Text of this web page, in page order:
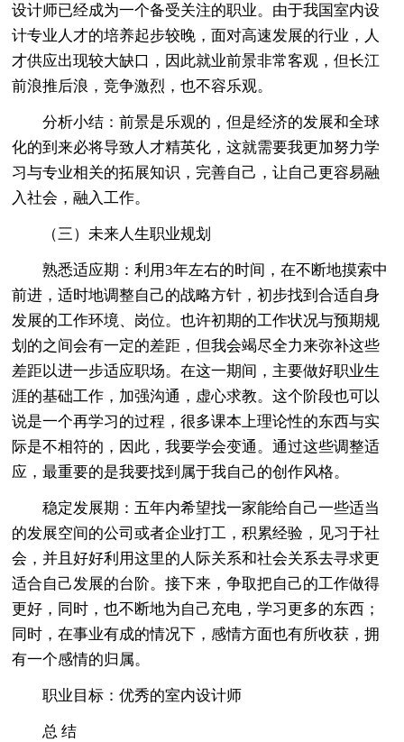
设计师已经成为一个备受关注的职业。由于我国室内设
计专业人才的培养起步较晚，面对高速发展的行业，人
才供应出现较大缺口，因此就业前景非常客观，但长江
前浪推后浪，竞争激烈，也不容乐观。
分析小结：前景是乐观的，但是经济的发展和全球
化的到来必将导致人才精英化，这就需要我更加努力学
习与专业相关的拓展知识，完善自己，让自己更容易融
入社会，融入工作。
（三）未来人生职业规划
熟悉适应期：利用3年左右的时间，在不断地摸索中
前进，适时地调整自己的战略方针，初步找到合适自身
发展的工作环境、岗位。也许初期的工作状况与预期规
划的之间会有一定的差距，但我会竭尽全力来弥补这些
差距以进一步适应职场。在这一期间，主要做好职业生
涯的基础工作，加强沟通，虚心求教。这个阶段也可以
说是一个再学习的过程，很多课本上理论性的东西与实
际是不相符的，因此，我要学会变通。通过这些调整适
应，最重要的是我要找到属于我自己的创作风格。
稳定发展期：五年内希望找一家能给自己一些适当
的发展空间的公司或者企业打工，积累经验，见习于社
会，并且好好利用这里的人际关系和社会关系去寻求更
适合自己发展的台阶。接下来，争取把自己的工作做得
更好，同时，也不断地为自己充电，学习更多的东西；
同时，在事业有成的情况下，感情方面也有所收获，拥
有一个感情的归属。
职业目标：优秀的室内设计师
总 结